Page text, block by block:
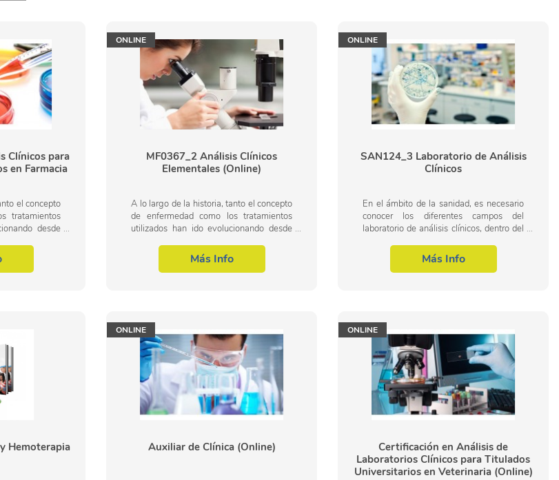
Clínicos para
en Farmacia
el concepto
tratamientos
desde
ONLINE
MF0367_2 Análisis Clínicos
Elementales (Online)
A lo largo de la historia, tanto el concepto
de enfermedad como los tratamientos
utilizados han ido evolucionando desde
magia, los hechizos y la...
Más Info
ONLINE
SAN124_3 Laboratorio de Análisis
Clínicos
En el ámbito de la sanidad, es necesario
conocer los diferentes campos del
laboratorio de análisis clínicos, dentro del
el presente curso se pretende...
Más Info
Hemoterapia
ONLINE
Auxiliar de Clínica (Online)
ONLINE
Certificación en Análisis de
Laboratorios Clínicos para Titulados
Universitarios en Veterinaria (Online)